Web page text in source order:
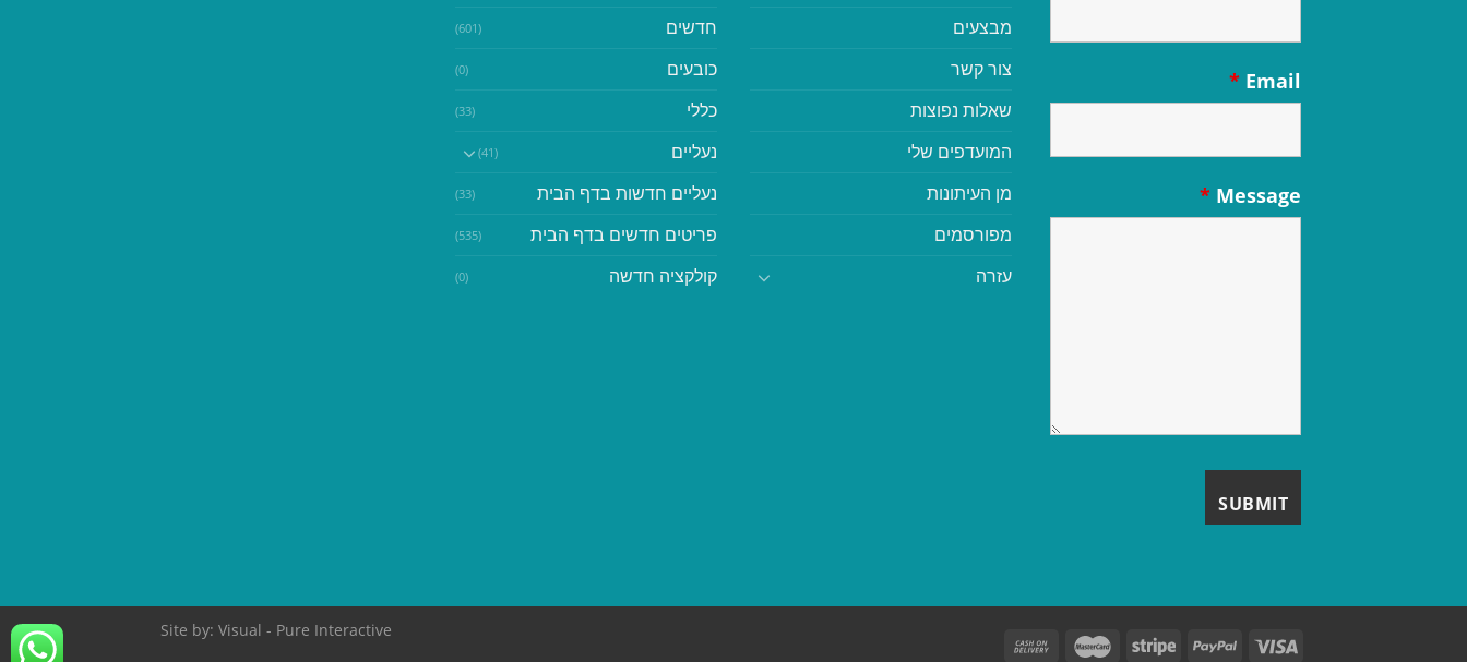
Email
*
Message
*
מבצעים
צור קשר
שאלות נפוצות
המועדפים שלי
מן העיתונות
מפורסמים
עזרה
חדשים (601)
כובעים (0)
כללי (33)
נעליים (41)
נעליים חדשות בדף הבית (33)
פריטים חדשים בדף הבית (535)
קולקציה חדשה (0)
Site by: Visual - Pure Interactive